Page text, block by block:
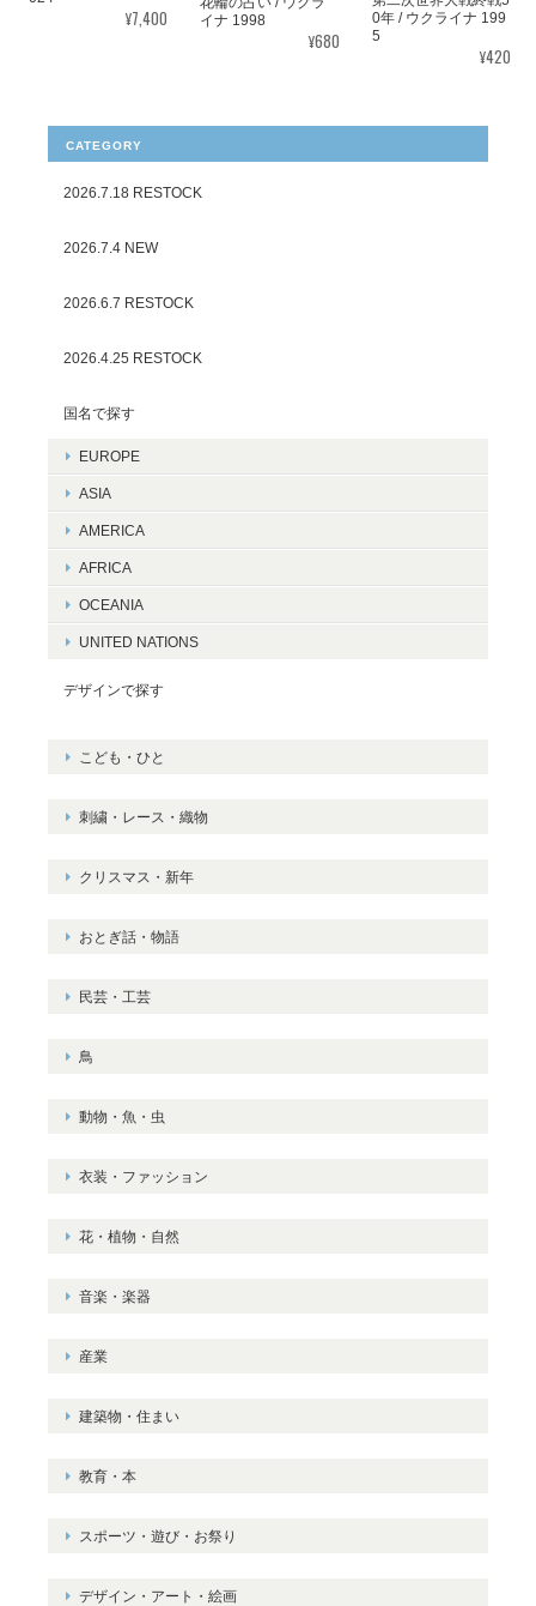
¥7,400
イナ 1998
¥680
0年 / ウクライナ 199
5
¥420
CATEGORY
2026.7.18 RESTOCK
2026.7.4 NEW
2026.6.7 RESTOCK
2026.4.25 RESTOCK
国名で探す
EUROPE
ASIA
AMERICA
AFRICA
OCEANIA
UNITED NATIONS
デザインで探す
こども・ひと
刺繍・レース・織物
クリスマス・新年
おとぎ話・物語
民芸・工芸
鳥
動物・魚・虫
衣装・ファッション
花・植物・自然
音楽・楽器
産業
建築物・住まい
教育・本
スポーツ・遊び・お祭り
デザイン・アート・絵画